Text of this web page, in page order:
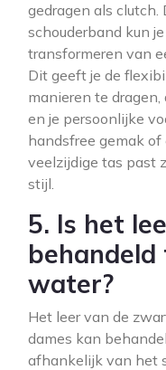
gedragen als
schouderband kun
transformeren van
Dit geeft je de
manieren te
en je persoonlijke
handsfree gemak of
veelzijdige tas past
stijl.
5. Is het
behandeld
water?
Het leer van de
dames kan
afhankelijk van het